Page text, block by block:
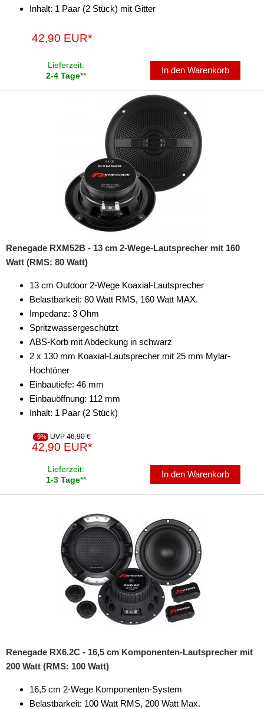
Inhalt: 1 Paar (2 Stück) mit Gitter
42,90 EUR*
Lieferzeit:
2-4 Tage**
In den Warenkorb
Renegade RXM52B - 13 cm 2-Wege-Lautsprecher mit 160
Watt (RMS: 80 Watt)
13 cm Outdoor 2-Wege Koaxial-Lautsprecher
Belastbarkeit: 80 Watt RMS, 160 Watt MAX.
Impedanz: 3 Ohm
Spritzwassergeschützt
ABS-Korb mit Abdeckung in schwarz
2 x 130 mm Koaxial-Lautsprecher mit 25 mm Mylar-
Hochtöner
Einbautiefe: 46 mm
Einbauöffnung: 112 mm
Inhalt: 1 Paar (2 Stück)
-9% UVP 46,90 €
42,90 EUR*
Lieferzeit:
1-3 Tage**
In den Warenkorb
Renegade RX6.2C - 16,5 cm Komponenten-Lautsprecher mit
200 Watt (RMS: 100 Watt)
16,5 cm 2-Wege Komponenten-System
Belastbarkeit: 100 Watt RMS, 200 Watt Max.